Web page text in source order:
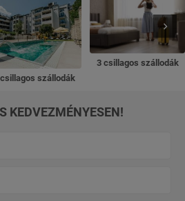
szállodák
3 csillagos szállodák
KEDVEZMÉNYESEN!